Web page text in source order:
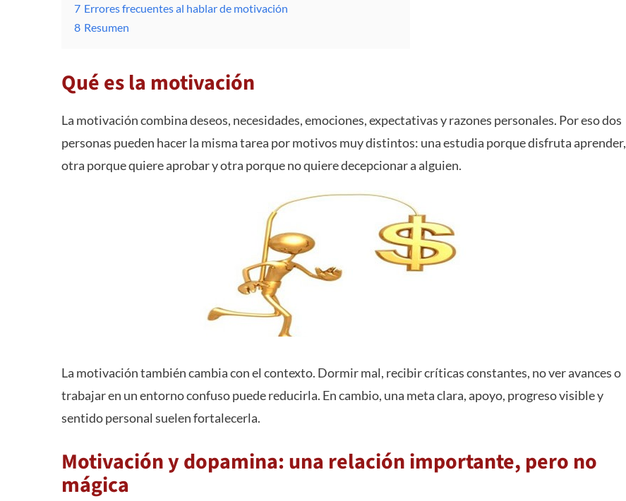
7 Errores frecuentes al hablar de motivación
8 Resumen
Qué es la motivación
La motivación combina deseos, necesidades, emociones, expectativas y razones personales. Por eso dos
personas pueden hacer la misma tarea por motivos muy distintos: una estudia porque disfruta aprender,
otra porque quiere aprobar y otra porque no quiere decepcionar a alguien.
La motivación también cambia con el contexto. Dormir mal, recibir críticas constantes, no ver avances o
trabajar en un entorno confuso puede reducirla. En cambio, una meta clara, apoyo, progreso visible y
sentido personal suelen fortalecerla.
Motivación y dopamina: una relación importante, pero no
mágica